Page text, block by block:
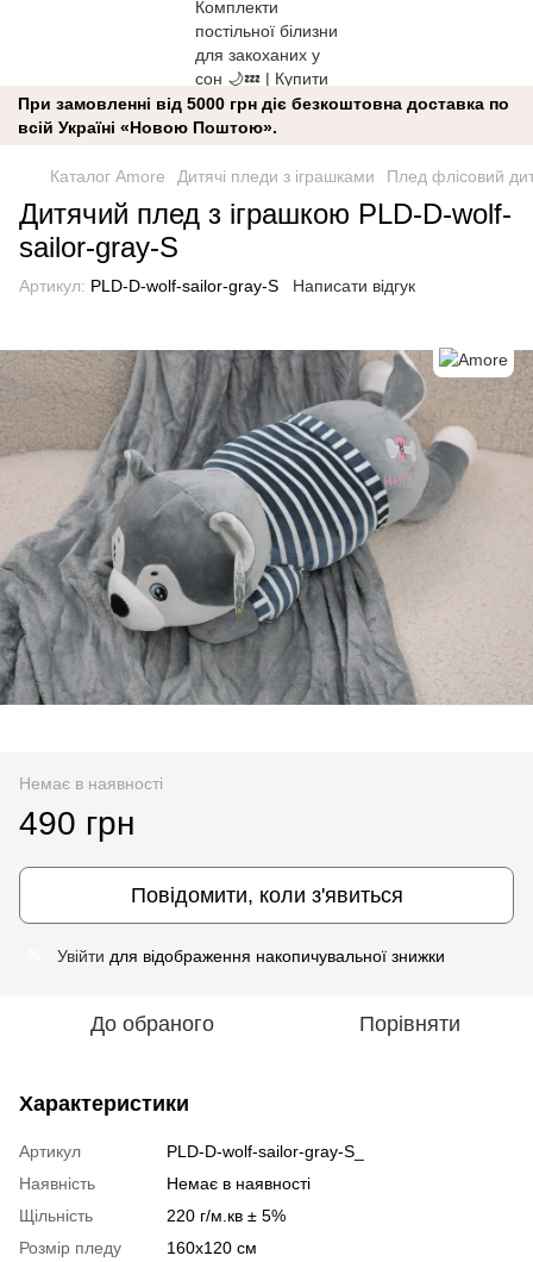
При замовленні від 5000 грн діє безкоштовна доставка по
всій Україні «Новою Поштою».
Каталог Amore Дитячі пледи з іграшками Плед флісовий
Дитячий плед з іграшкою PLD-D-wolf-
sailor-gray-S
Артикул: PLD-D-wolf-sailor-gray-S Написати відгук
Немає в наявності
490 грн
Повідомити, коли з'явиться
Увійти для відображення накопичувальної знижки
До обраного Порівняти
Характеристики
Артикул
PLD-D-wolf-sailor-gray-S_
Наявність
Немає в наявності
Щільність
220 г/м.кв ± 5%
Розмір пледу
160x120 см